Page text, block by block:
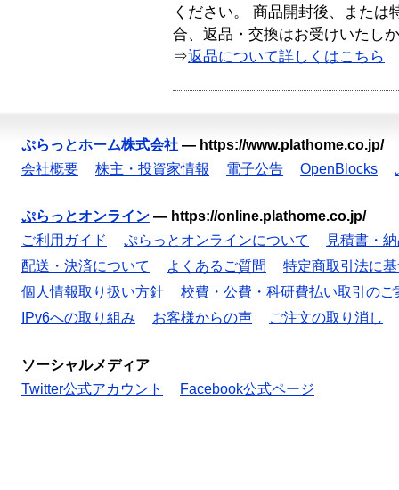
ください。 商品開封後、または
合、返品・交換はお受けいたし
⇒返品について詳しくはこちら
ぷらっとホーム株式会社 — https://www.plathome.co.jp/
会社概要
株主・投資家情報 電子公告 OpenBlocks
ぷらっとオンライン — https://online.plathome.co.jp/
ご利用ガイド
ぷらっとオンラインについて
見積書・
配送・決済について
よくあるご質問
特定商取引法に
個人情報取り扱い方針
校費・公費・科研費払い取引のご
IPv6への取り組み
お客様からの声 ご注文の取り消し
ソーシャルメディア
Twitter公式アカウント
Facebook公式ページ